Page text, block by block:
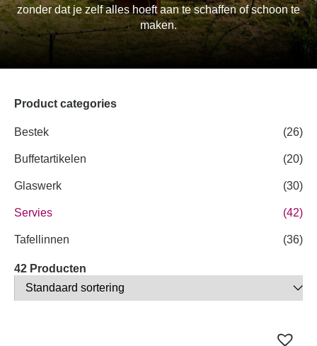
zonder dat je zelf alles hoeft aan te schaffen of schoon te
maken.
Product categories
Bestek (26)
Buffetartikelen (20)
Glaswerk (30)
Servies (42)
Tafellinnen (36)
42 Producten